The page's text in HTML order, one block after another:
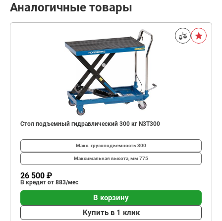
Аналогичные товары
Стол подъемный гидравлический 300 кг N3T300
Макс. грузоподъемность300
Максимальная высота, мм 775
26 500 ₽
В кредит от 883/мес
В корзину
Купить в 1 клик